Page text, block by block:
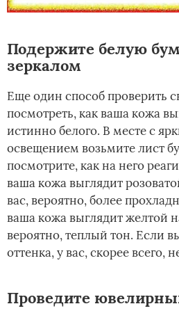
Подержите белую
зеркалом
Еще один способ проверить
посмотреть, как ваша кожа
истинно белого. В месте с
освещением возьмите лист
посмотрите, как на него
ваша кожа выглядит
вас, вероятно, более
ваша кожа выглядит желтой
вероятно, теплый тон. Если
оттенка, у вас, скорее всего,
Проведите